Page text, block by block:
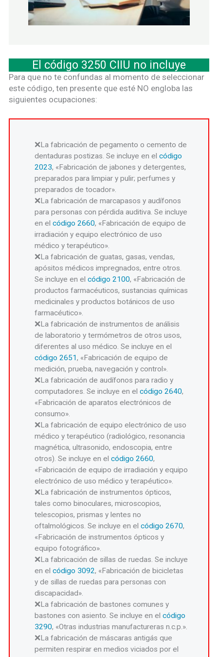
El código 3250 CIIU no incluye
Para que no te confundas al momento de seleccionar
este código, ten presente que esté NO engloba las
siguientes ocupaciones:
La fabricación de pegamento o cemento de
dentaduras postizas. Se incluye en elcódigo
2023, «Fabricación de jabones y detergentes,
preparados para limpiar y pulir; perfumes y
preparados de tocador».
La fabricación de marcapasos y audífonos
para personas con pérdida auditiva. Se incluye
en elcódigo 2660, «Fabricación de equipo de
irradiación y equipo electrónico de uso
médico y terapéutico».
La fabricación de guatas, gasas, vendas,
apósitos médicos impregnados, entre otros.
Se incluye en elcódigo 2100, «Fabricación de
productos farmacéuticos, sustancias químicas
medicinales y productos botánicos de uso
farmacéutico».
La fabricación de instrumentos de análisis
de laboratorio y termómetros de otros usos,
diferentes al uso médico. Se incluye en el
código 2651, «Fabricación de equipo de
medición, prueba, navegación y control».
La fabricación de audífonos para radio y
computadores. Se incluye en elcódigo 2640,
«Fabricación de aparatos electrónicos de
consumo».
La fabricación de equipo electrónico de uso
médico y terapéutico (radiológico, resonancia
magnética, ultrasonido, endoscopia, entre
otros). Se incluye en elcódigo 2660,
«Fabricación de equipo de irradiación y equipo
electrónico de uso médico y terapéutico».
La fabricación de instrumentos ópticos,
tales como binoculares, microscopios,
telescopios, prismas y lentes no
oftalmológicos. Se incluye en elcódigo 2670,
«Fabricación de instrumentos ópticos y
equipo fotográfico».
La fabricación de sillas de ruedas. Se incluye
en elcódigo 3092, «Fabricación de bicicletas
y de sillas de ruedas para personas con
discapacidad».
La fabricación de bastones comunes y
bastones con asiento. Se incluye en elcódigo
3290, «Otras industrias manufactureras n.c.p.».
La fabricación de máscaras antigás que
permiten respirar en medios viciados por el